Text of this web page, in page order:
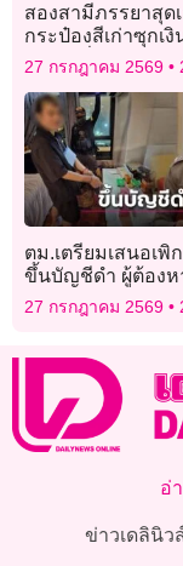
สองสามีภรรยาสุด
กระป๋องสีเก่าซุกเ
เฉียดครึ่งแสน
27 กรกฎาคม 2569
ตม.เตรียมเสนอเพิ
ขึ้นบัญชีดำ ผู้ต้องห
โรงแรมทุนสีเทา
27 กรกฎาคม 2569
อ่
ข่าวเดลินิว